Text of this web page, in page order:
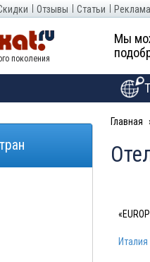
Отзывы Статьи
поколения
Мы
Главная
Италия